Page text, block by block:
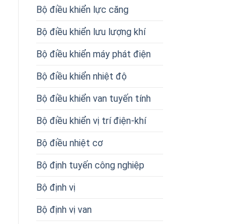
Bộ điều khiển lực căng
Bộ điều khiển lưu lượng khí
Bộ điều khiển máy phát điện
Bộ điều khiển nhiệt độ
Bộ điều khiển van tuyến tính
Bộ điều khiển vị trí điện-khí
Bộ điều nhiệt cơ
Bộ định tuyến công nghiệp
Bộ định vị
Bộ định vị van